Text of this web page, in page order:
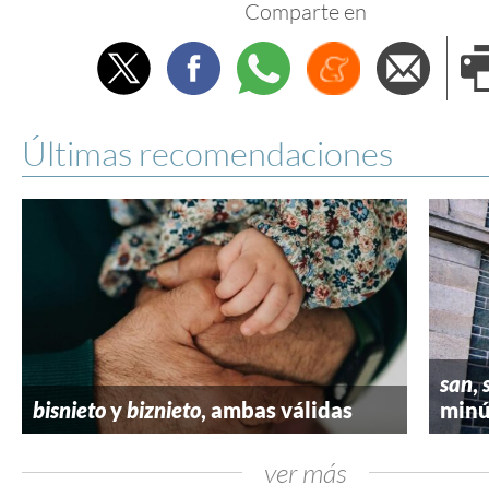
Comparte en
TwitterFacebookWhatsappMenéame
Últimas recomendaciones
bisnietoybiznieto, ambas válidas
san,
ver más